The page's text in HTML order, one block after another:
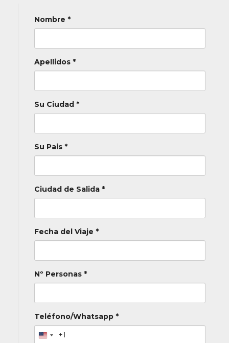
Nombre *
Apellidos *
Su Ciudad *
Su Pais *
Ciudad de Salida *
Fecha del Viaje *
Nº Personas *
Teléfono/Whatsapp *
+1